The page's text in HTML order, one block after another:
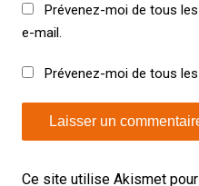
Prévenez-moi de tous
e-mail.
Prévenez-moi de tous
Ce site utilise Akismet